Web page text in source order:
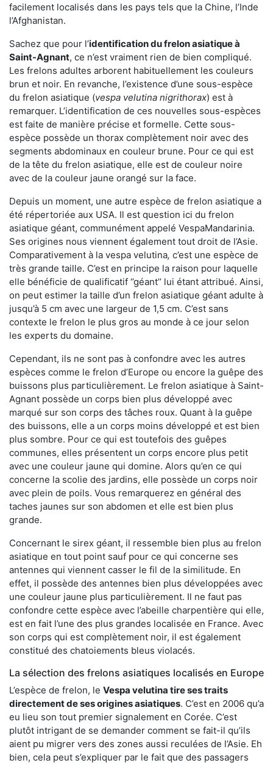
facilement localisés dans les pays tels que la Chine, l’Inde
l’Afghanistan.
Sachez que pour l’identification du frelon asiatiqueà
Saint-Agnant, ce n’est vraiment rien de bien compliqué.
Les frelons adultes arborent habituellement les couleurs
brun et noir. En revanche, l’existence d’une sous-espèce
du frelon asiatique (vespa velutina nigrithorax) est à
remarquer. L’identification de ces nouvelles sous-espèces
est faite de manière précise et formelle. Cette sous-
espèce possède un thorax complètement noir avec des
segments abdominaux en couleur brune. Pour ce qui est
de la tête du frelon asiatique, elle est de couleur noire
avec de la couleur jaune orangé sur la face.
Depuis un moment, une autre espèce de frelon asiatique a
été répertoriée aux USA. Il est question ici du frelon
asiatique géant, communément appelé VespaMandarinia.
Ses origines nous viennent également tout droit de l’Asie.
Comparativement à la vespa velutina, c’est une espèce de
très grande taille. C’est en principe la raison pour laquelle
elle bénéficie de qualificatif ‘’géant’’ lui étant attribué. Ainsi,
on peut estimer la taille d’un frelon asiatique géant adulte à
jusqu’à 5 cm avec une largeur de 1,5 cm. C’est sans
contexte le frelon le plus gros au monde à ce jour selon
les experts du domaine.
Cependant, ils ne sont pas à confondre avec les autres
espèces comme le frelon d’Europe ou encore la guêpe des
buissons plus particulièrement. Le frelon asiatique à Saint-
Agnant possède un corps bien plus développé avec
marqué sur son corps des tâches roux. Quant à la guêpe
des buissons, elle a un corps moins développé et est bien
plus sombre. Pour ce qui est toutefois des guêpes
communes, elles présentent un corps encore plus petit
avec une couleur jaune qui domine. Alors qu’en ce qui
concerne la scolie des jardins, elle possède un corps noir
avec plein de poils. Vous remarquerez en général des
taches jaunes sur son abdomen et elle est bien plus
grande.
Concernant le sirex géant, il ressemble bien plus au frelon
asiatique en tout point sauf pour ce qui concerne ses
antennes qui viennent casser le fil de la similitude. En
effet, il possède des antennes bien plus développées avec
une couleur jaune plus particulièrement. Il ne faut pas
confondre cette espèce avec l’abeille charpentière qui elle,
est en fait l’une des plus grandes localisée en France. Avec
son corps qui est complètement noir, il est également
constitué des chatoiements bleus violacés.
La sélection des frelons asiatiques localisés en Europe
L’espèce de frelon, le Vespa velutina tire ses traits
directement de ses origines asiatiques. C’est en 2006 qu’a
eu lieu son tout premier signalement en Corée. C’est
plutôt intrigant de se demander comment se fait-il qu’ils
aient pu migrer vers des zones aussi reculées de l’Asie. Eh
bien, cela peut s’expliquer par le fait que des passagers